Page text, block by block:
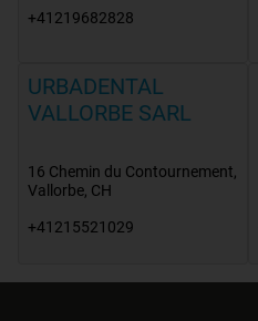
+41219682828
URBADENTAL
VALLORBE SARL
16 Chemin du Contournement,
Vallorbe, CH
+41215521029